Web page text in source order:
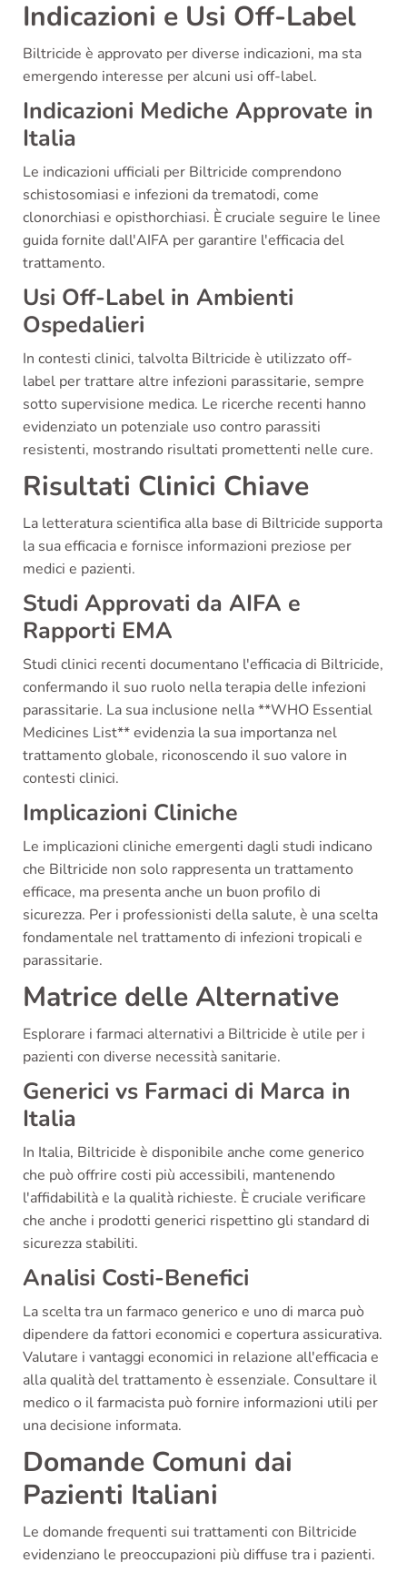
Indicazioni e Usi Off-Label
Biltricide è approvato per diverse indicazioni, ma sta
emergendo interesse per alcuni usi off-label.
Indicazioni Mediche Approvate in
Italia
Le indicazioni ufficiali per Biltricide comprendono
schistosomiasi e infezioni da trematodi, come
clonorchiasi e opisthorchiasi. È cruciale seguire le linee
guida fornite dall'AIFA per garantire l'efficacia del
trattamento.
Usi Off-Label in Ambienti
Ospedalieri
In contesti clinici, talvolta Biltricide è utilizzato off-
label per trattare altre infezioni parassitarie, sempre
sotto supervisione medica. Le ricerche recenti hanno
evidenziato un potenziale uso contro parassiti
resistenti, mostrando risultati promettenti nelle cure.
Risultati Clinici Chiave
La letteratura scientifica alla base di Biltricide supporta
la sua efficacia e fornisce informazioni preziose per
medici e pazienti.
Studi Approvati da AIFA e
Rapporti EMA
Studi clinici recenti documentano l'efficacia di Biltricide,
confermando il suo ruolo nella terapia delle infezioni
parassitarie. La sua inclusione nella **WHO Essential
Medicines List** evidenzia la sua importanza nel
trattamento globale, riconoscendo il suo valore in
contesti clinici.
Implicazioni Cliniche
Le implicazioni cliniche emergenti dagli studi indicano
che Biltricide non solo rappresenta un trattamento
efficace, ma presenta anche un buon profilo di
sicurezza. Per i professionisti della salute, è una scelta
fondamentale nel trattamento di infezioni tropicali e
parassitarie.
Matrice delle Alternative
Esplorare i farmaci alternativi a Biltricide è utile per i
pazienti con diverse necessità sanitarie.
Generici vs Farmaci di Marca in
Italia
In Italia, Biltricide è disponibile anche come generico
che può offrire costi più accessibili, mantenendo
l'affidabilità e la qualità richieste. È cruciale verificare
che anche i prodotti generici rispettino gli standard di
sicurezza stabiliti.
Analisi Costi-Benefici
La scelta tra un farmaco generico e uno di marca può
dipendere da fattori economici e copertura assicurativa.
Valutare i vantaggi economici in relazione all'efficacia e
alla qualità del trattamento è essenziale. Consultare il
medico o il farmacista può fornire informazioni utili per
una decisione informata.
Domande Comuni dai
Pazienti Italiani
Le domande frequenti sui trattamenti con Biltricide
evidenziano le preoccupazioni più diffuse tra i pazienti.